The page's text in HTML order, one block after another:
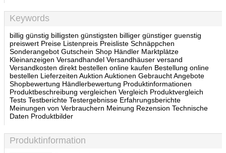
Keywords
billig günstig billigsten günstigsten billiger günstiger guenstig
preiswert Preise Listenpreis Preisliste Schnäppchen
Sonderangebot Gutschein Shop Händler Marktplätze
Kleinanzeigen Versandhandel Versandhäuser versand
Versandkosten direkt bestellen online kaufen Bestellung online
bestellen Lieferzeiten Auktion Auktionen Gebraucht Angebote
Shopbewertung Händlerbewertung Produktinformationen
Produktbeschreibung vergleichen Vergleich Produktvergleich
Tests Testberichte Testergebnisse Erfahrungsberichte
Meinungen von Verbrauchern Meinung Rezension Technische
Daten Produktbilder
Produktinformation